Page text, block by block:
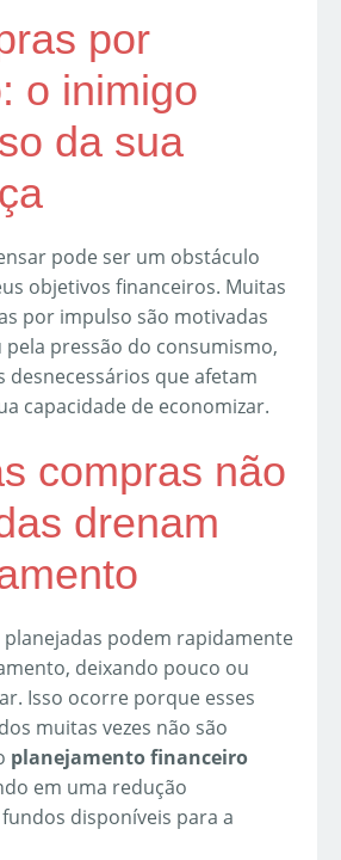
por
o inimigo
da sua
pode ser um obstáculo
objetivos financeiros. Muitas
por impulso são motivadas
pressão do consumismo,
desnecessários que afetam
capacidade de economizar.
compras não
drenam
podem rapidamente
deixando pouco ou
Isso ocorre porque esses
muitas vezes não são
planejamento financeiro
em uma redução
disponíveis para a